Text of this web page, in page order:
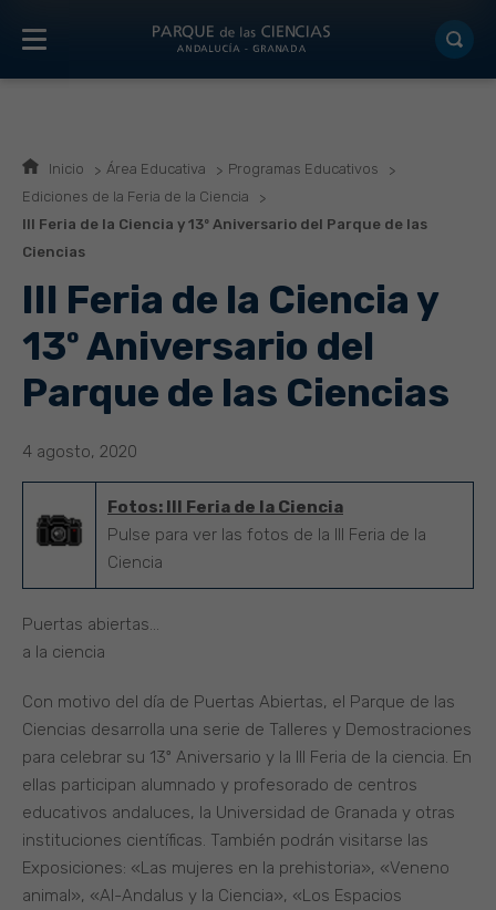
Inicio Área Educativa
Programas Educativos
Ediciones de la Feria de la Ciencia
III Feria de la Ciencia y 13º Aniversario del Parque de las
Ciencias
III Feria de la Ciencia y
13º Aniversario del
Parque de las Ciencias
4 agosto, 2020
Fotos: III Feria de la Ciencia
Pulse para ver las fotos de la III Feria de la
Ciencia
Puertas abiertas…
a la ciencia
Con motivo del día de Puertas Abiertas, el Parque de las
Ciencias desarrolla una serie de Talleres y Demostraciones
para celebrar su 13º Aniversario y la III Feria de la ciencia. En
ellas participan alumnado y profesorado de centros
educativos andaluces, la Universidad de Granada y otras
instituciones científicas. También podrán visitarse las
Exposiciones: «Las mujeres en la prehistoria», «Veneno
animal», «Al-Andalus y la Ciencia», «Los Espacios